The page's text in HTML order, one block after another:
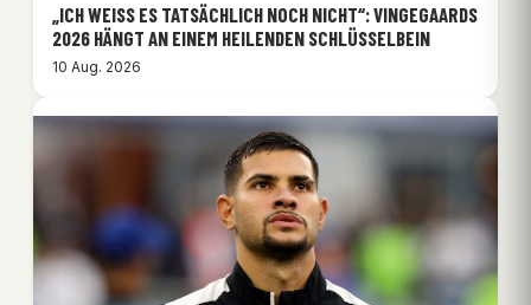
„ICH WEISS ES TATSÄCHLICH NOCH NICHT“: VINGEGAARDS 2
026 HÄNGT AN EINEM HEILENDEN SCHLÜSSELBEIN
10 Aug. 2026